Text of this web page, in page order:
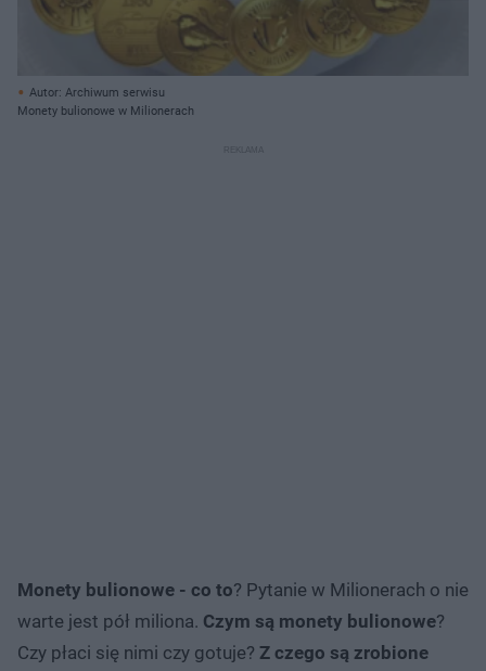
Autor: Archiwum serwisu
Monety bulionowe w Milionerach
Monety bulionowe - co to? Pytanie w Milionerach o nie
warte jest pół miliona. Czym są monety bulionowe?
Czy płaci się nimi czy gotuje? Z czego są zrobione